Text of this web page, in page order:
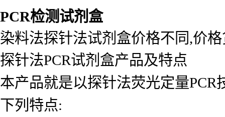
PCR检测试剂盒
染料法探针法试剂盒价格不同,价
探针法PCR试剂盒产品及特点
本产品就是以探针法荧光定量
下列特点: